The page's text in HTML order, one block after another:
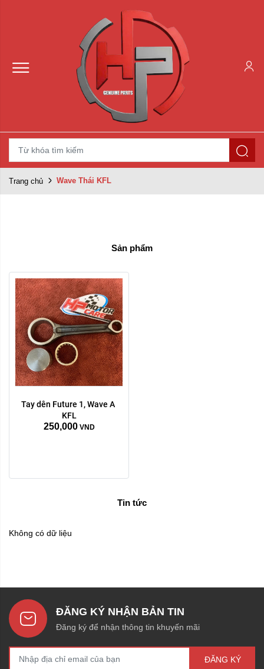
Trang chủ Wave Thái KFL
Sản phẩm
Tay dên Future 1, Wave A
KFL
250,000 VND
Tin tức
Không có dữ liệu
ĐĂNG KÝ NHẬN BẢN TIN
Đăng ký để nhận thông tin khuyến mãi
ĐĂNG KÝ